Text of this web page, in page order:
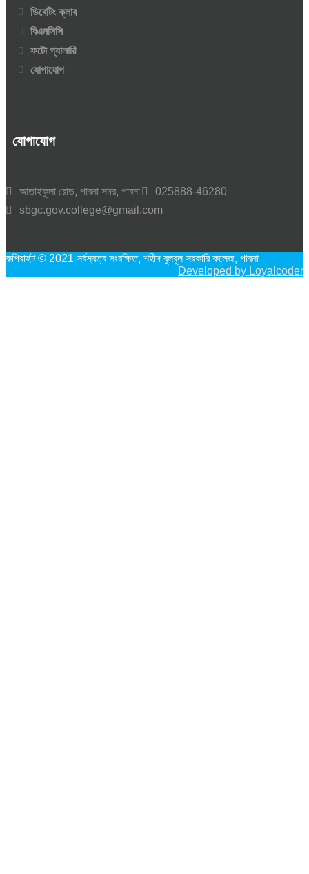
ডিবেটিং ক্লাব
বিএনসিসি
ফটো গ্যালারি
যোগাযোগ
যোগাযোগ
আতাইকুলা রোড, পাবনা সদর, পাবনা
025888-46280
sbgc.gov.college@gmail.com
কপিরাইট © 2021 সর্বস্বত্ব সংরক্ষিত, শহীদ বুলবুল সরকারি কলেজ, পাবনা
Developed by Loyalcoder